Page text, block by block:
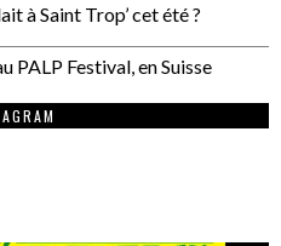
à Saint Trop’ cet été ?
PALP Festival, en Suisse